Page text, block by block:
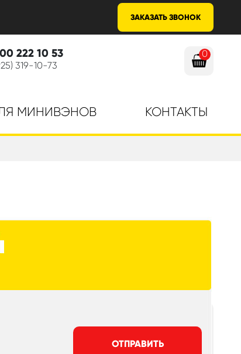
ЗАКАЗАТЬ ЗВОНОК
222 10 53
319-10-73
0
МИНИВЭНОВ КОНТАКТЫ
ОТПРАВИТЬ